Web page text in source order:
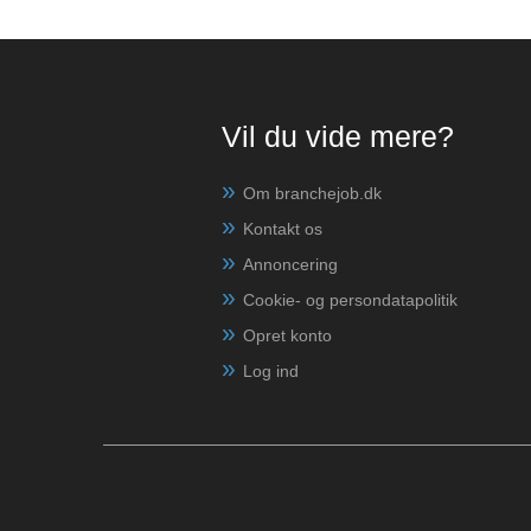
Vil du vide mere?
Om branchejob.dk
Kontakt os
Annoncering
Cookie- og persondatapolitik
Opret konto
Log ind